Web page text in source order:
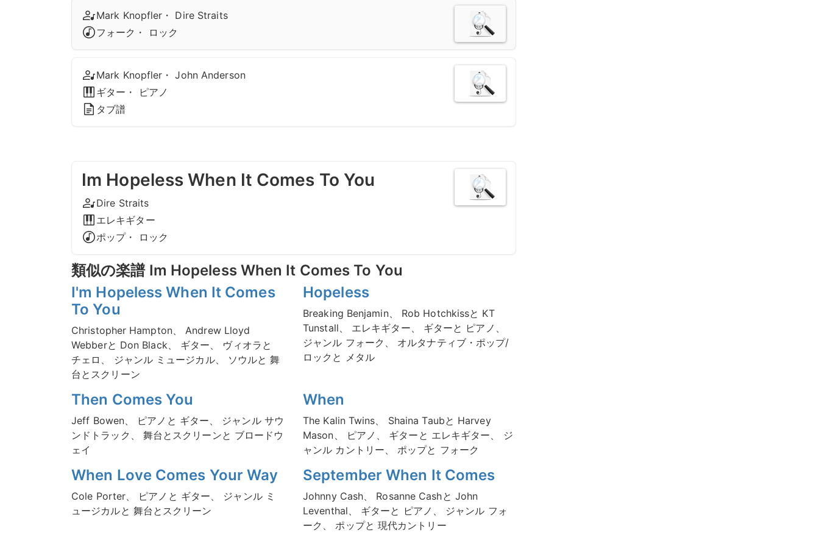
Mark Knopfler・ Dire Straits
フォーク・ ロック
Mark Knopfler・ John Anderson
ギター・ ピアノ
タブ譜
Im Hopeless When It Comes To You
Dire Straits
エレキギター
ポップ・ ロック
類似の楽譜 Im Hopeless When It Comes To You
I'm Hopeless When It Comes
To You
Christopher Hampton、 Andrew Lloyd
Webberと Don Black、 ギター、 ヴィオラと
チェロ、 ジャンル ミュージカル、 ソウルと 舞
台とスクリーン
Hopeless
Breaking Benjamin、 Rob Hotchkissと KT
Tunstall、 エレキギター、 ギターと ピアノ、
ジャンル フォーク、 オルタナティブ・ポップ/
ロックと メタル
Then Comes You
Jeff Bowen、 ピアノと ギター、 ジャンル サウ
ンドトラック、 舞台とスクリーンと ブロードウ
ェイ
When
The Kalin Twins、 Shaina Taubと Harvey
Mason、 ピアノ、 ギターと エレキギター、 ジ
ャンル カントリー、 ポップと フォーク
When Love Comes Your Way
Cole Porter、 ピアノと ギター、 ジャンル ミ
ュージカルと 舞台とスクリーン
September When It Comes
Johnny Cash、 Rosanne Cashと John
Leventhal、 ギターと ピアノ、 ジャンル フォ
ーク、 ポップと 現代カントリー